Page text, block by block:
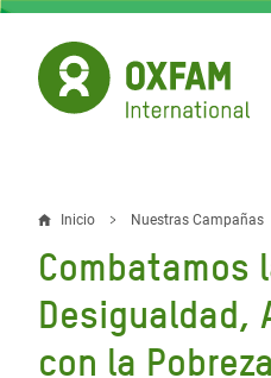
Pasar
contenido
principal
Sobrescribir
enlaces
de
ayuda
Inicio Nuestras Campañas
Combatamos
Desigualdad,
con la Pobreza